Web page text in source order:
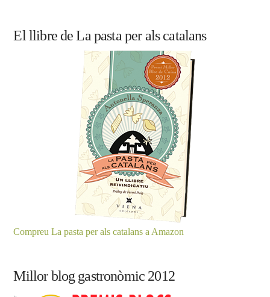
El llibre de La pasta per als catalans
Compreu La pasta per als catalans a Amazon
Millor blog gastronòmic 2012